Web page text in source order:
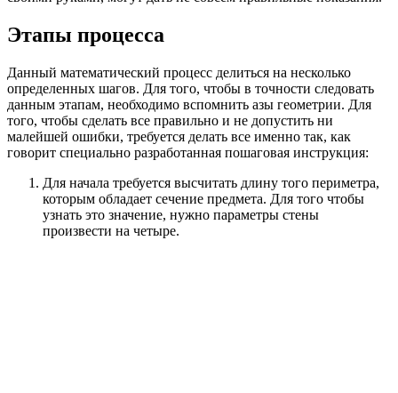
Этапы процесса
Данный математический процесс делиться на несколько
определенных шагов. Для того, чтобы в точности следовать
данным этапам, необходимо вспомнить азы геометрии. Для
того, чтобы сделать все правильно и не допустить ни
малейшей ошибки, требуется делать все именно так, как
говорит специально разработанная пошаговая инструкция:
Для начала требуется высчитать длину того периметра,
которым обладает сечение предмета. Для того чтобы
узнать это значение, нужно параметры стены
произвести на четыре.